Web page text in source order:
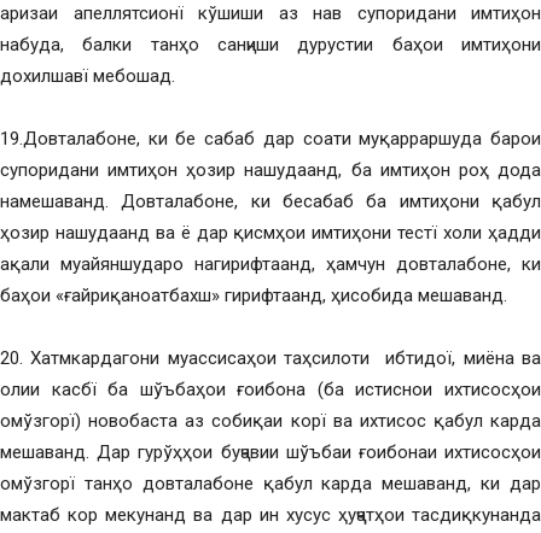
аризаи апеллятсионї кўшиши аз нав супоридани имтиҳон
набуда, балки танҳо санҷиши дурустии баҳои имтиҳони
дохилшавї мебошад.
19.Довталабоне, ки бе сабаб дар соати муқарраршуда барои
супоридани имтиҳон ҳозир нашудаанд, ба имтиҳон роҳ дода
намешаванд. Довталабоне, ки бесабаб ба имтиҳони қабул
ҳозир нашудаанд ва ё дар қисмҳои имтиҳони тестї холи ҳадди
ақали муайяншударо нагирифтаанд, ҳамчун довталабоне, ки
баҳои «ғайриқаноатбахш» гирифтаанд, ҳисобида мешаванд.
20. Хатмкардагони муассисаҳои таҳсилоти ибтидої, миёна ва
олии касбї ба шўъбаҳои ғоибона (ба истиснои ихтисосҳои
омўзгорї) новобаста аз собиқаи корї ва ихтисос қабул карда
мешаванд. Дар гурўҳҳои буҷавии шўъбаи ғоибонаи ихтисосҳои
омўзгорї танҳо довталабоне қабул карда мешаванд, ки дар
мактаб кор мекунанд ва дар ин хусус ҳуҷҷатҳои тасдиқкунанда